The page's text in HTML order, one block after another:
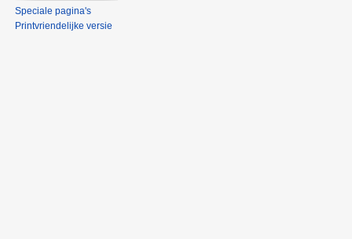
Speciale pagina's
Printvriendelijke versie